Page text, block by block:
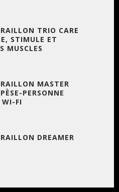
TRIO CARE
STIMULE ET
MUSCLES
MASTER
PERSONNE
WI-FI
DREAMER